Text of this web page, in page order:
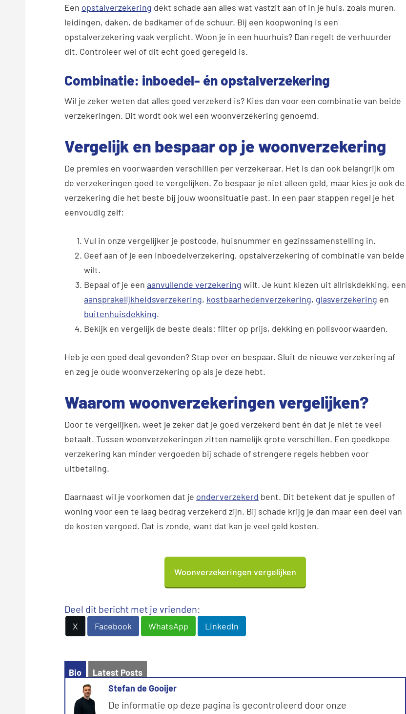
Een opstalverzekering dekt schade aan alles wat vastzit aan of in je huis, zoals muren,
leidingen, daken, de badkamer of de schuur. Bij een koopwoning is een
opstalverzekering vaak verplicht. Woon je in een huurhuis? Dan regelt de verhuurder
dit. Controleer wel of dit echt goed geregeld is.
Combinatie: inboedel- én opstalverzekering
Wil je zeker weten dat alles goed verzekerd is? Kies dan voor een combinatie van beide
verzekeringen. Dit wordt ook wel een woonverzekering genoemd.
Vergelijk en bespaar op je woonverzekering
De premies en voorwaarden verschillen per verzekeraar. Het is dan ook belangrijk om
de verzekeringen goed te vergelijken. Zo bespaar je niet alleen geld, maar kies je ook de
verzekering die het beste bij jouw woonsituatie past. In een paar stappen regel je het
eenvoudig zelf:
Vul in onze vergelijker je postcode, huisnummer en gezinssamenstelling in.
Geef aan of je een inboedelverzekering, opstalverzekering of combinatie van beide
wilt.
Bepaal of je een aanvullende verzekering wilt. Je kunt kiezen uit allriskdekking, een
aansprakelijkheidsverzekering, kostbaarhedenverzekering, glasverzekering en
buitenhuisdekking.
Bekijk en vergelijk de beste deals: filter op prijs, dekking en polisvoorwaarden.
Heb je een goed deal gevonden? Stap over en bespaar. Sluit de nieuwe verzekering af
en zeg je oude woonverzekering op als je deze hebt.
Waarom woonverzekeringen vergelijken?
Door te vergelijken, weet je zeker dat je goed verzekerd bent én dat je niet te veel
betaalt. Tussen woonverzekeringen zitten namelijk grote verschillen. Een goedkope
verzekering kan minder vergoeden bij schade of strengere regels hebben voor
uitbetaling.
Daarnaast wil je voorkomen dat je onderverzekerd bent. Dit betekent dat je spullen of
woning voor een te laag bedrag verzekerd zijn. Bij schade krijg je dan maar een deel van
de kosten vergoed. Dat is zonde, want dat kan je veel geld kosten.
Woonverzekeringen vergelijken
Deel dit bericht met je vrienden:
X Facebook WhatsApp LinkedIn
Bio
Latest Posts
Stefan de Gooijer
De informatie op deze pagina is gecontroleerd door onze